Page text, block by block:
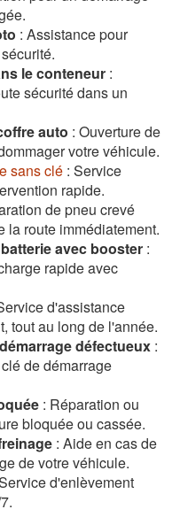
: Assistance pour
le conteneur :
sécurité dans un
auto : Ouverture de
votre véhicule.
sans clé : Service
rapide.
de pneu crevé
la route immédiatement.
avec booster :
rapide avec
d'assistance
tout au long de l'année.
défectueux :
de démarrage
: Réparation ou
bloquée ou cassée.
: Aide en cas de
de votre véhicule.
d'enlèvement